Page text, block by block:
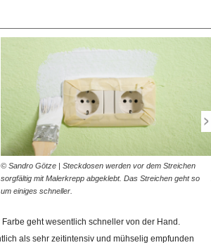
© Sandro Götze | Steckdosen werden vor dem Streichen
sorgfältig mit Malerkrepp abgeklebt. Das Streichen geht so
um einiges schneller.
geht wesentlich schneller von der Hand.
als sehr zeitintensiv und mühselig empfunden